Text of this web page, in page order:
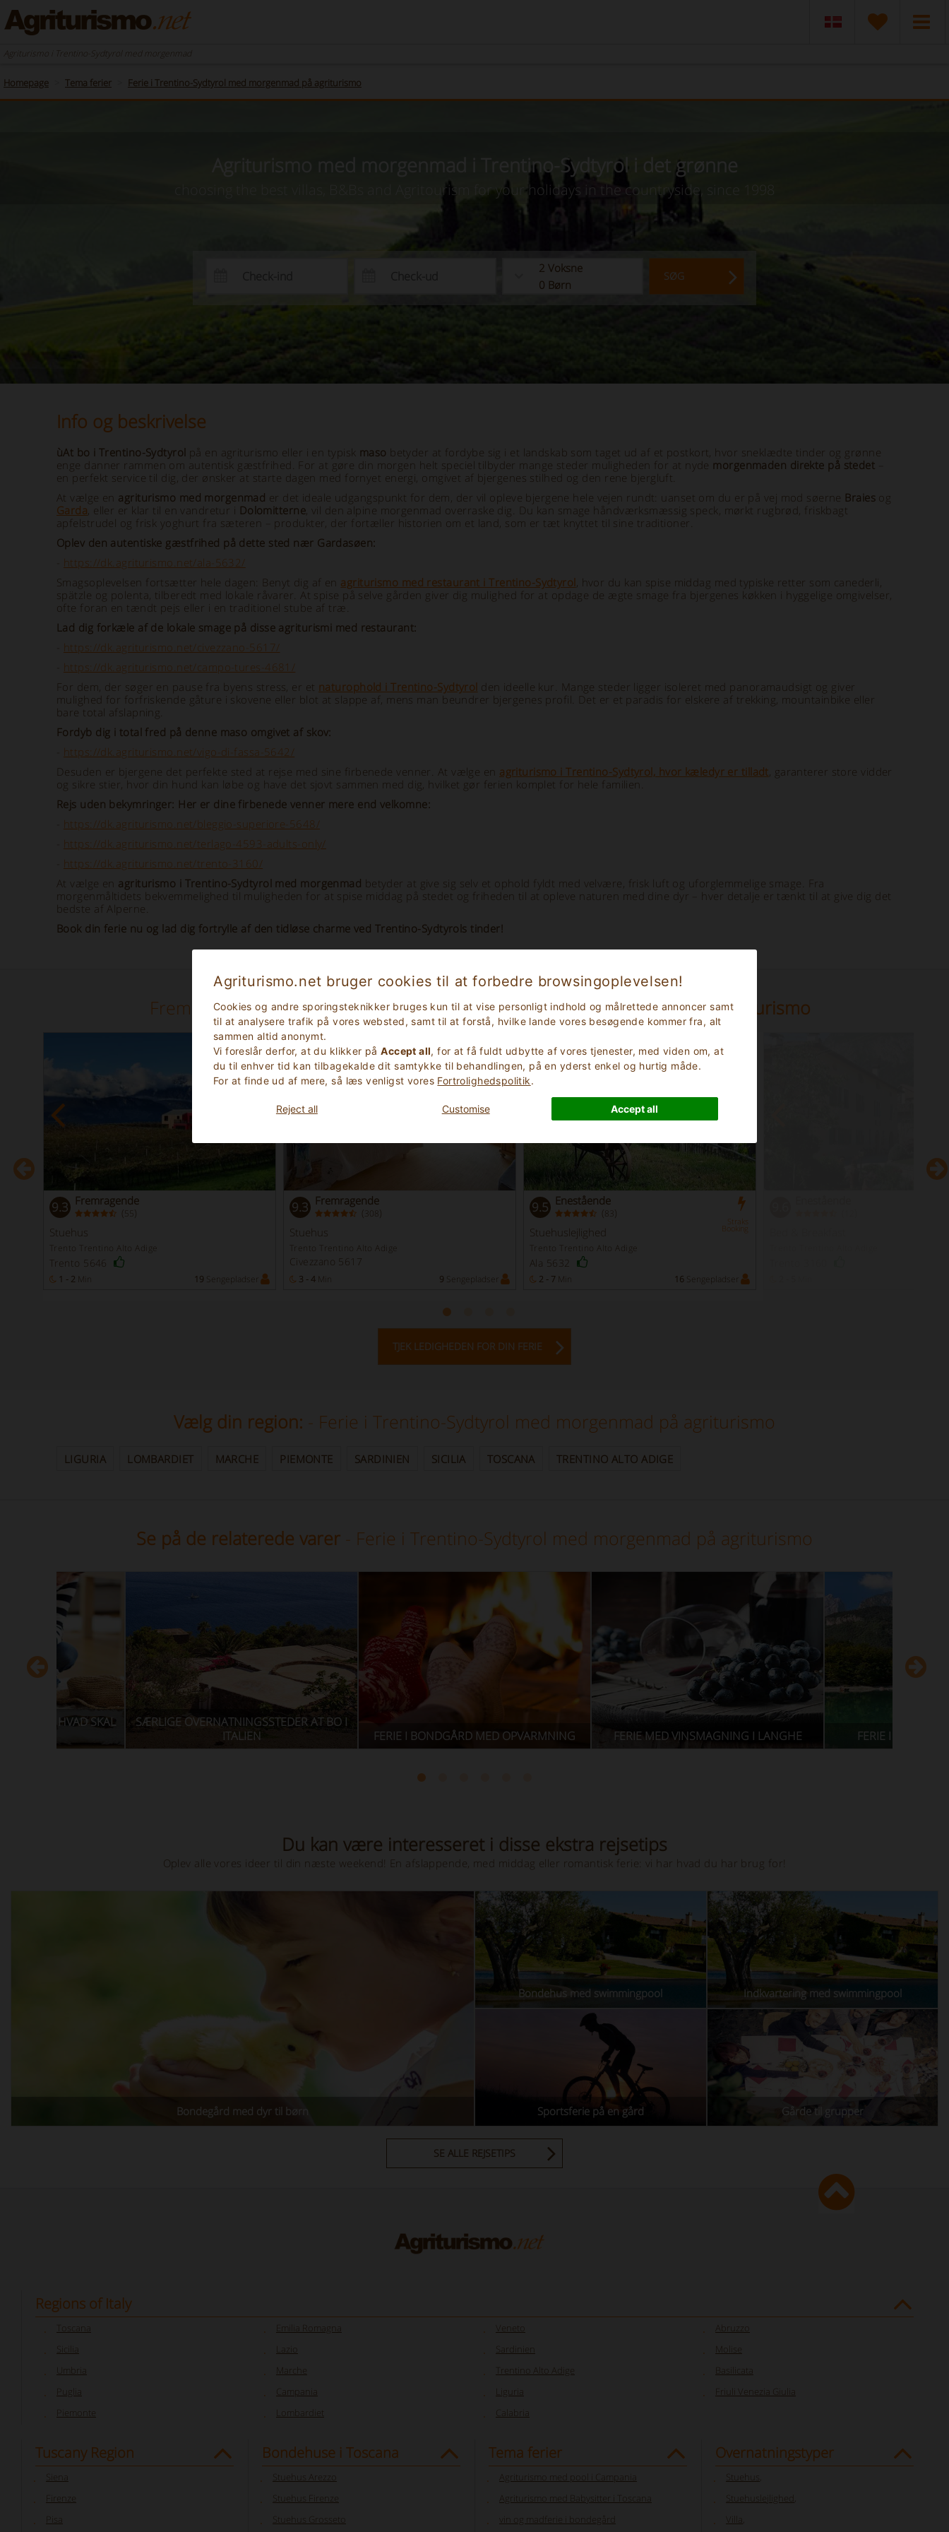
Agriturismo.net bruger cookies til at forbedre browsingoplevelsen!
Cookies og andre sporingsteknikker bruges kun til at vise personligt indhold og målrettede annoncer samt
til at analysere trafik på vores websted, samt til at forstå, hvilke lande vores besøgende kommer fra, alt
sammen altid anonymt.
Vi foreslår derfor, at du klikker påAccept all, for at få fuldt udbytte af vores tjenester, med viden om, at
du til enhver tid kan tilbagekalde dit samtykke til behandlingen, på en yderst enkel og hurtig måde.
For at finde ud af mere, så læs venligst vores Fortrolighedspolitik.
Reject all Customise Accept all
Agriturismo i Trentino-Sydtyrol med morgenmad
Homepage Tema ferier Ferie i Trentino-Sydtyrol med morgenmad på agriturismo
Agriturismo med morgenmad i Trentino-Sydtyrol i det grønne
choosing the best villas, B&Bs and Agritourism for your holidays in the countryside, since 1998
2 Voksne
0 Børn
SØG
Info og beskrivelse
ùAt bo i Trentino-Sydtyrol på en agriturismo eller i en typisk maso betyder at fordybe sig i et landskab som taget ud af et postkort, hvor sneklædte tinder og grønne
enge danner rammen om autentisk gæstfrihed. For at gøre din morgen helt speciel tilbyder mange steder muligheden for at nyde morgenmaden direkte på stedet
en perfekt service til dig, der ønsker at starte dagen med fornyet energi, omgivet af bjergenes stilhed og den rene bjergluft.
At vælge en agriturismo med morgenmad er det ideale udgangspunkt for dem, der vil opleve bjergene hele vejen rundt: uanset om du er på vej mod søerne Braies og
Garda, eller er klar til en vandretur i Dolomitterne, vil den alpine morgenmad overraske dig. Du kan smage håndværksmæssig speck, mørkt rugbrød, friskbagt
apfelstrudel og frisk yoghurt fra sæteren – produkter, der fortæller historien om et land, som er tæt knyttet til sine traditioner.
Oplev den autentiske gæstfrihed på dette sted nær Gardasøen:
https://dk.agriturismo.net/ala-5632/
Smagsoplevelsen fortsætter hele dagen: Benyt dig af en agriturismo med restaurant i Trentino-Sydtyrol, hvor du kan spise middag med typiske retter som canederli,
spätzle og polenta, tilberedt med lokale råvarer. At spise på selve gården giver dig mulighed for at opdage de ægte smage fra bjergenes køkken i hyggelige omgivelser,
ofte foran en tændt pejs eller i en traditionel stube af træ.
Lad dig forkæle af de lokale smage på disse agriturismi med restaurant:
https://dk.agriturismo.net/civezzano-5617/
https://dk.agriturismo.net/campo-tures-4681/
For dem, der søger en pause fra byens stress, er et naturophold i Trentino-Sydtyrol den ideelle kur. Mange steder ligger isoleret med panoramaudsigt og giver
mulighed for forfriskende gåture i skovene eller blot at slappe af, mens man beundrer bjergenes profil. Det er et paradis for elskere af trekking, mountainbike eller
bare total afslapning.
Fordyb dig i total fred på denne maso omgivet af skov:
https://dk.agriturismo.net/vigo-di-fassa-5642/
Desuden er bjergene det perfekte sted at rejse med sine firbenede venner. At vælge en agriturismo i Trentino-Sydtyrol, hvor kæledyr er tilladt, garanterer store vidder
og sikre stier, hvor din hund kan løbe og have det sjovt sammen med dig, hvilket gør ferien komplet for hele familien.
Rejs uden bekymringer: Her er dine firbenede venner mere end velkomne:
https://dk.agriturismo.net/bleggio-superiore-5648/
https://dk.agriturismo.net/terlago-4593-adults-only/
https://dk.agriturismo.net/trento-3160/
At vælge en agriturismo i Trentino-Sydtyrol med morgenmad betyder at give sig selv et ophold fyldt med velvære, frisk luft og uforglemmelige smage. Fra
morgenmåltidets bekvemmelighed til muligheden for at spise middag på stedet og friheden til at opleve naturen med dine dyr – hver detalje er tænkt til at give dig det
bedste af Alperne.
Book din ferie nu og lad dig fortrylle af den tidløse charme ved Trentino-Sydtyrols tinder!
Fremhævet Egenskaber- Ferie i Trentino-Sydtyrol med morgenmad på agriturismo
9.3 Fremragende
( )
Stuehus
Trento Trentino Alto Adige
Trento 5646
1 - 2 Min 19 Sengepladser
9.3 Fremragende
( 308 )
Stuehus
Trento Trentino Alto Adige
Civezzano 5617
3 - 4 Min 9 Sengepladser
9.5 Enestående
( 83 )
Straks
Booking
Stuehuslejlighed
Trento Trentino Alto Adige
Ala 5632
2 - 7 Min 16 Sengepladser
TJEK LEDIGHEDEN FOR DIN FERIE
Vælg din region: - Ferie i Trentino-Sydtyrol med morgenmad på agriturismo
LIGURIA LOMBARDIET MARCHE PIEMONTE SARDINIEN SICILIA TOSCANA TRENTINO ALTO ADIGE
Se på de relaterede varer - Ferie i Trentino-Sydtyrol med morgenmad på agriturismo
AT BO I
FERIE I BONDGÅRD MED OPVARMNING FERIE MED VINSMAGNING I LANGHE FERIE I BONDEGÅRD I BJERGENE FERIE I
Du kan være interesseret i disse ekstra rejsetips
Oplev alle vores ideer til din næste weekend! En afslappende, med middag eller romantisk ferie: vi har hvad du har brug for!
Bondegård med dyr til børn
Bondehus med swimmingpool Indkvartering med swimmingpool
Sportsferie på en gård Gårde til grupper
SE ALLE REJSETIPS
Regions of Italy
Toscana
Sicilia
Umbria
Puglia
Piemonte
Emilia Romagna
Lazio
Marche
Campania
Lombardiet
Veneto
Sardinien
Trentino Alto Adige
Liguria
Calabria
Abruzzo
Molise
Basilicata
Friuli Venezia Giulia
Tuscany Region
Siena
Firenze
Pisa
Bondehuse i Toscana
Stuehus Arezzo
Stuehus Firenze
Stuehus Grosseto
Tema ferier
Agriturismo med pool i Campania
Agriturismo med Babysitter i Toscana
vin og madferie i bondegård
Overnatningstyper
Stuehus
Stuehuslejlighed
Villa